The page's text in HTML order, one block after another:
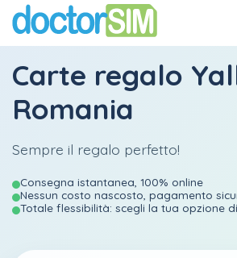
Carte regalo
Romania
Sempre il regalo perfetto!
Consegna istantanea, 100% online
Nessun costo nascosto, pagamento
Totale flessibilità: scegli la tua opzione